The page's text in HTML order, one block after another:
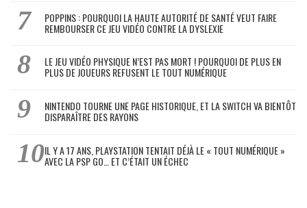
POPPINS : POURQUOI LA HAUTE AUTORITÉ DE SANTÉ VEUT FAIRE
REMBOURSER CE JEU VIDÉO CONTRE LA DYSLEXIE
LE JEU VIDÉO PHYSIQUE N’EST PAS MORT ! POURQUOI DE PLUS EN
PLUS DE JOUEURS REFUSENT LE TOUT NUMÉRIQUE
NINTENDO TOURNE UNE PAGE HISTORIQUE, ET LA SWITCH VA BIENTÔT
DISPARAÎTRE DES RAYONS
IL Y A 17 ANS, PLAYSTATION TENTAIT DÉJÀ LE « TOUT NUMÉRIQUE »
AVEC LA PSP GO… ET C’ÉTAIT UN ÉCHEC